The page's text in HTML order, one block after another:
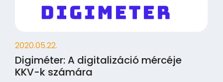
2020.05.22.
Digiméter: A digitalizáció mércéje
KKV-k számára